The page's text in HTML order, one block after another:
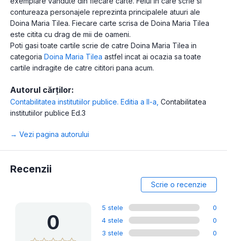
contureaza personajele reprezinta principalele atuuri ale
Doina Maria Tilea. Fiecare carte scrisa de Doina Maria Tilea
este citita cu drag de mii de oameni.
Poti gasi toate cartile scrie de catre Doina Maria Tilea in
categoria Doina Maria Tilea astfel incat ai ocazia sa toate
cartile indragite de catre cititori pana acum.
Autorul cărților:
Contabilitatea institutiilor publice. Editia a II-a Contabilitatea
institutiilor publice Ed.3
→ Vezi pagina autorului
Recenzii
Scrie o recenzie
0
5 stele
0
4 stele
0
3 stele
0